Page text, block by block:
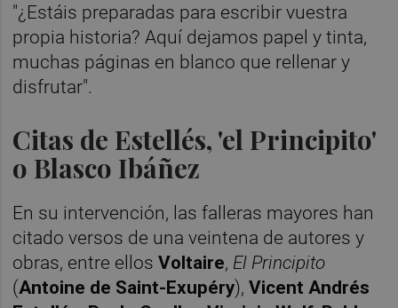
"¿Estáis preparadas para escribir vuestra
propia historia? Aquí dejamos papel y tinta,
muchas páginas en blanco que rellenar y
disfrutar".
Citas de Estellés, 'el Principito'
o Blasco Ibáñez
En su intervención, las falleras mayores han
citado versos de una veintena de autores y
obras, entre ellosVoltaire, El Principito
(Antoine de Saint-Exupéry),Vicent Andrés